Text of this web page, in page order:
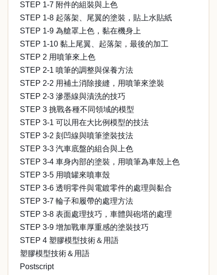
STEP 1-7 附件的組裝與上色
STEP 1-8 起落架、尾翼的塗裝，貼上水貼紙
STEP 1-9 為艙罩上色，黏在機身上
STEP 1-10 黏上尾翼、起落架，最後的加工
STEP 2 用噴筆來上色
STEP 2-1 噴筆的調整與保養方法
STEP 2-2 用補土消除接縫，用噴筆來塗裝
STEP 2-3 滲墨線與漬洗的技巧
STEP 3 挑戰各種不同領域的模型
STEP 3-1 可以用在大比例模型的技法
STEP 3-2 刻凹線與噴筆塗裝技法
STEP 3-3 汽車底盤的組合與上色
STEP 3-4 車身內部的塗裝，用噴筆為車殼上色
STEP 3-5 用噴罐來噴車殼
STEP 3-6 透明零件與電鍍零件的處理與黏合
STEP 3-7 輪子和履帶的處理方法
STEP 3-8 表面處理技巧，車體與砲塔的處理
STEP 3-9 增加戰車厚重感的塗裝技巧
STEP 4 塑膠模型技術＆用語
塑膠模型技術＆用語
Postscript